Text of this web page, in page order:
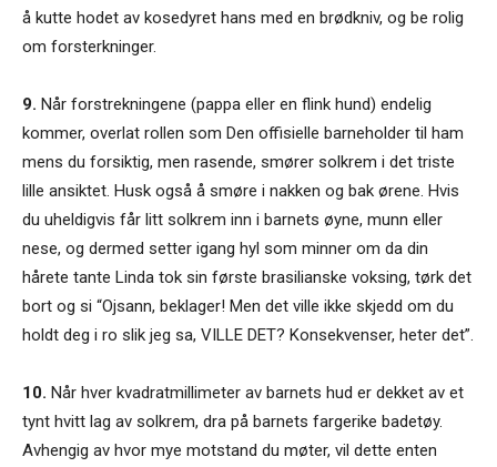
å kutte hodet av kosedyret hans med en brødkniv, og be rolig
om forsterkninger.
9. Når forstrekningene (pappa eller en flink hund) endelig
kommer, overlat rollen som Den offisielle barneholder til ham
mens du forsiktig, men rasende, smører solkrem i det triste
lille ansiktet. Husk også å smøre i nakken og bak ørene. Hvis
du uheldigvis får litt solkrem inn i barnets øyne, munn eller
nese, og dermed setter igang hyl som minner om da din
hårete tante Linda tok sin første brasilianske voksing, tørk det
bort og si “Ojsann, beklager! Men det ville ikke skjedd om du
holdt deg i ro slik jeg sa, VILLE DET? Konsekvenser, heter det”.
10. Når hver kvadratmillimeter av barnets hud er dekket av et
tynt hvitt lag av solkrem, dra på barnets fargerike badetøy.
Avhengig av hvor mye motstand du møter, vil dette enten